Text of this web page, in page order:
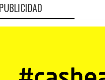
PUBLICIDAD